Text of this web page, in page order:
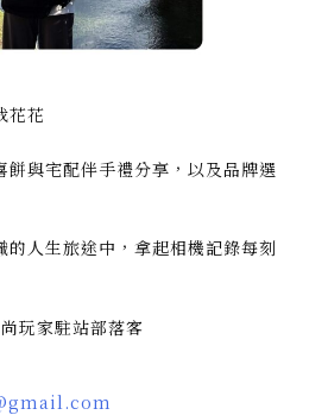
花花
餅與宅配伴手禮分享，以及品牌選
的人生旅途中，拿起相機記錄每刻
玩家駐站部落客